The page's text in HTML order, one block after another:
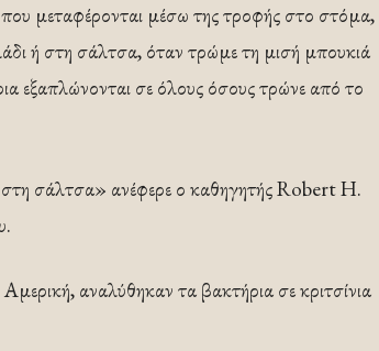
μεταφέρονται μέσω της τροφής στο στόμα,
ή στη σάλτσα, όταν τρώμε τη μισή μπουκιά
εξαπλώνονται σε όλους όσους τρώνε από το
σάλτσα» ανέφερε ο καθηγητής Robert H.
αναλύθηκαν τα βακτήρια σε κριτσίνια